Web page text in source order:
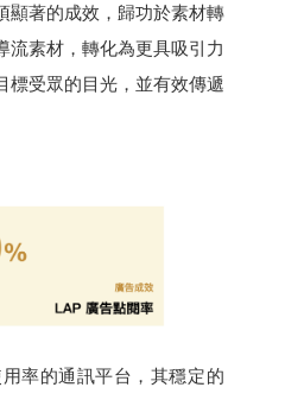
顯著的成效，歸功於素材轉
流素材，轉化為更具吸引力
標受眾的目光，並有效傳遞
率的通訊平台，其穩定的